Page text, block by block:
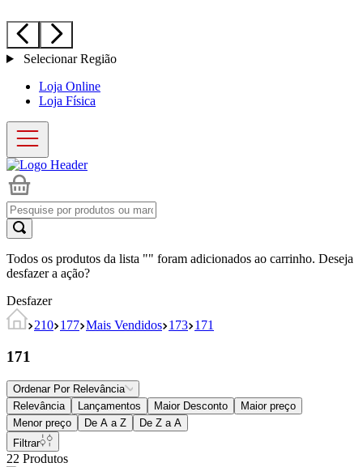
Selecionar Região
Loja Online
Loja Física
Todos os produtos da lista "" foram adicionados ao carrinho. Deseja
desfazer a ação?
Desfazer
210 177 Mais Vendidos 173 171
171
Ordenar Por Relevância
Relevância
Lançamentos Maior Desconto
Maior preço
Menor preço
De A a Z
De Z a A
Filtrar
22 Produtos